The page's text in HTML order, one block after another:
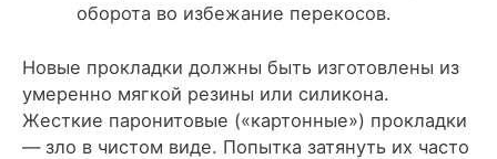
оборота во избежание перекосов.
Новые прокладки должны быть изготовлены из
умеренно мягкой резины или силикона.
Жесткие паронитовые («картонные») прокладки
— зло в чистом виде. Попытка затянуть их часто